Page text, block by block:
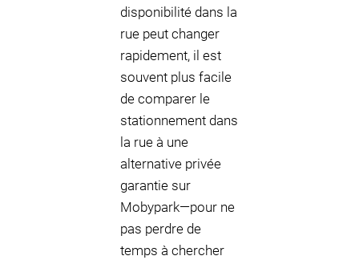
disponibilité dans la
rue peut changer
rapidement, il est
souvent plus facile
de comparer le
stationnement dans
la rue à une
alternative privée
garantie sur
Mobypark—pour ne
pas perdre de
temps à chercher